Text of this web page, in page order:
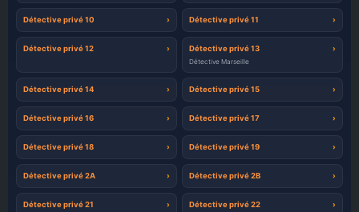
Détective privé 10 Détective privé 11
Détective privé 12 Détective privé 13
Détective Marseille
Détective privé 14 Détective privé 15
Détective privé 16 Détective privé 17
Détective privé 18 Détective privé 19
Détective privé 2A Détective privé 2B
Détective privé 21 Détective privé 22